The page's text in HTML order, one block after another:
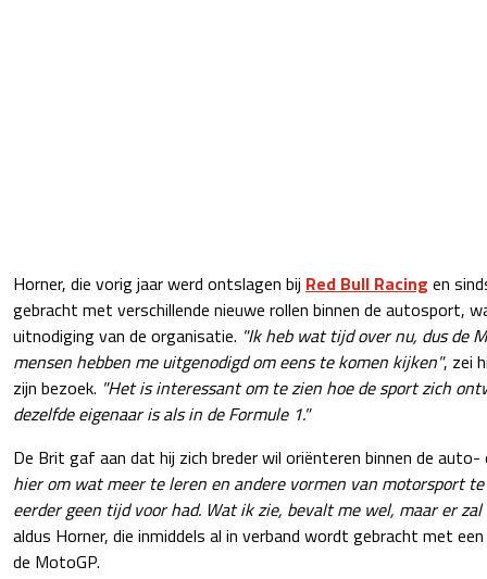
Horner, die vorig jaar werd ontslagen bij Red Bull Racing en
gebracht met verschillende nieuwe rollen binnen de autosport,
uitnodiging van de organisatie. "Ik heb wat tijd over nu, dus de
mensen hebben me uitgenodigd om eens te komen kijken", zei
zijn bezoek. "Het is interessant om te zien hoe de sport zich
dezelfde eigenaar is als in de Formule 1."
De Brit gaf aan dat hij zich breder wil oriënteren binnen de
hier om wat meer te leren en andere vormen van motorsport
eerder geen tijd voor had. Wat ik zie, bevalt me wel, maar er
aldus Horner, die inmiddels al in verband wordt gebracht met
de MotoGP.